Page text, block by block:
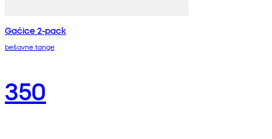
Gaćice 2-pack
bešavne tange
350